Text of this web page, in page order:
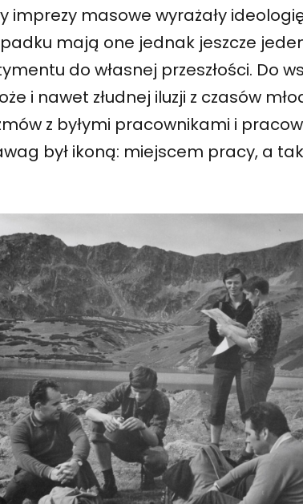
imprezy masowe wyrażały
mają one jednak jeszcze
do własnej przeszłości. Do
i nawet złudnej iluzji z czasów
z byłymi pracownikami i
był ikoną: miejscem pracy, a